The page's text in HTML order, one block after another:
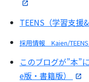
TEENS（学習支
採用情報 Kaien/TEENS
このブログが”本
e版・書籍版）